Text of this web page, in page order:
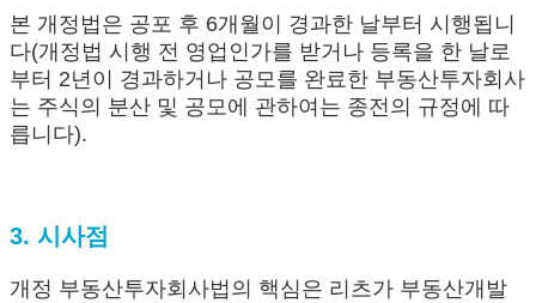
본 개정법은 공포 후 6개월이 경과한 날부터 시행됩니
다(개정법 시행 전 영업인가를 받거나 등록을 한 날로
부터 2년이 경과하거나 공모를 완료한 부동산투자회사
는 주식의 분산 및 공모에 관하여는 종전의 규정에 따
릅니다).
3. 시사점
개정 부동산투자회사법의 핵심은 리츠가 부동산개발